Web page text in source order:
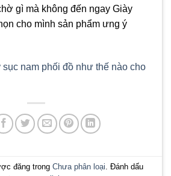
gì mà không đến ngay Giày
cho mình sản phẩm ưng ý
sục nam phối đồ như thế nào cho
đăng trong Chưa phân loại . Đánh dấu